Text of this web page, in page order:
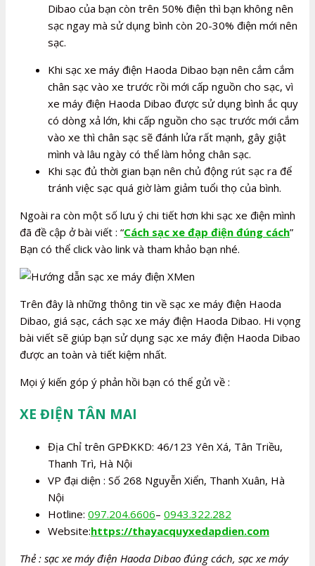
Dibao của bạn còn trên 50% điện thì bạn không nên
sạc ngay mà sử dụng bình còn 20-30% điện mới nên
sạc.
Khi sạc xe máy điện Haoda Dibao bạn nên cắm cắm
chân sạc vào xe trước rồi mới cấp nguồn cho sạc, vì
xe máy điện Haoda Dibao được sử dụng bình ắc quy
có dòng xả lớn, khi cấp nguồn cho sạc trước mới cắm
vào xe thì chân sạc sẽ đánh lửa rất mạnh, gây giật
mình và lâu ngày có thể làm hỏng chân sạc.
Khi sạc đủ thời gian bạn nên chủ động rút sạc ra để
tránh việc sạc quá giờ làm giảm tuổi thọ của bình.
Ngoài ra còn một số lưu ý chi tiết hơn khi sạc xe điện mình
đã đề cập ở bài viết : “Cách sạc xe đạp điện đúng cách”
Bạn có thể click vào link và tham khảo bạn nhé.
Trên đây là những thông tin về sạc xe máy điện Haoda
Dibao, giá sạc, cách sạc xe máy điện Haoda Dibao. Hi vọng
bài viết sẽ giúp bạn sử dụng sạc xe máy điện Haoda Dibao
được an toàn và tiết kiệm nhất.
Mọi ý kiến góp ý phản hồi bạn có thể gửi về :
XE ĐIỆN TÂN MAI
Địa Chỉ trên GPĐKKD: 46/123 Yên Xá, Tân Triều,
Thanh Trì, Hà Nội
VP đại diện : Số 268 Nguyễn Xiển, Thanh Xuân, Hà
Nội
Hotline: 097.204.6606– 0943.322.282
Website:https://thayacquyxedapdien.com
Thẻ : sạc xe máy điện Haoda Dibao đúng cách, sạc xe máy